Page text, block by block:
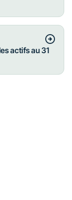
actifs au 31